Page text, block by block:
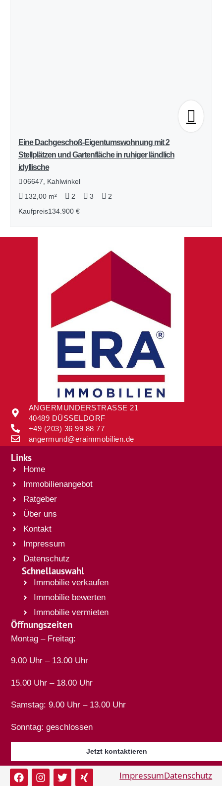
Eine Dachgeschoß-Eigentumswohnung mit 2
Stellplätzen und Gartenfläche in ruhiger ländlich
idyllische
06647, Kahlwinkel
132,00 m²
2 3
2
Kaufpreis134.900 €
ANGERMUNDERSTRASSE 21
40489 DÜSSELDORF
+49 (203) 36 99 88 77
angermund@eraimmobilien.de
Links
Home
Immobilienangebot
Ratgeber
Über uns
Kontakt
Impressum
Datenschutz
Schnellauswahl
Immobilie verkaufen
Immobilie bewerten
Immobilie vermieten
Öffnungszeiten
Montag – Freitag:
9.00 Uhr – 13.00 Uhr
15.00 Uhr – 18.00 Uhr
Samstag: 9.00 Uhr – 13.00 Uhr
Sonntag: geschlossen
Jetzt kontaktieren
ImpressumDatenschutz